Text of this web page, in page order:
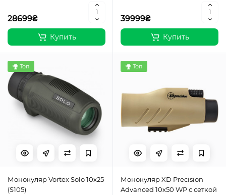
28699₴
Купить
39999₴
Купить
Топ
Монокуляр Vortex Solo 10x25
(S105)
Топ
Монокуляр XD Precision
Advanced 10х50 WP с сеткой